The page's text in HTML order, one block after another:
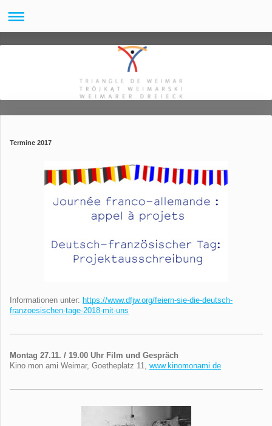
Termine 2017
Informationen unter: https://www.dfjw.org/feiern-sie-die-deutsch-
franzoesischen-tage-2018-mit-uns
Montag 27.11. / 19.00 Uhr Film und Gespräch
Kino mon ami Weimar, Goetheplatz 11, www.kinomonami.de